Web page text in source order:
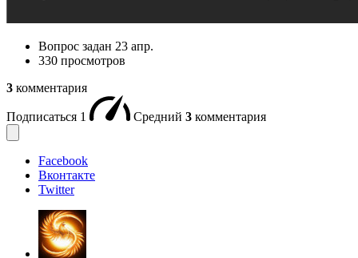
Вопрос задан 23 апр.
330 просмотров
3 комментария
Подписаться 1 Средний 3 комментария
Facebook
Вконтакте
Twitter